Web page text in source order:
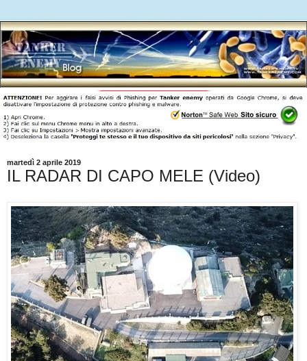
martedì 2 aprile 2019
IL RADAR DI CAPO MELE (Video)